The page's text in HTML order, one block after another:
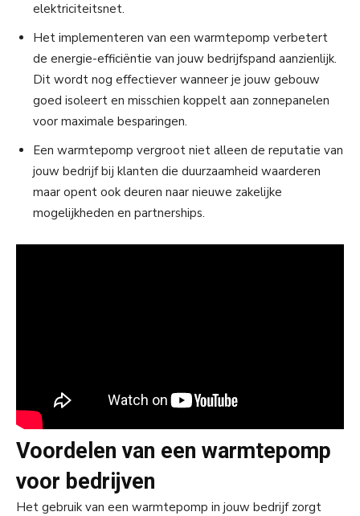
elektriciteitsnet.
Het implementeren van een warmtepomp verbetert
de energie-efficiëntie van jouw bedrijfspand aanzienlijk.
Dit wordt nog effectiever wanneer je jouw gebouw
goed isoleert en misschien koppelt aan zonnepanelen
voor maximale besparingen.
Een warmtepomp vergroot niet alleen de reputatie van
jouw bedrijf bij klanten die duurzaamheid waarderen
maar opent ook deuren naar nieuwe zakelijke
mogelijkheden en partnerships.
Voordelen van een warmtepomp
voor bedrijven
Het gebruik van een warmtepomp in jouw bedrijf zorgt